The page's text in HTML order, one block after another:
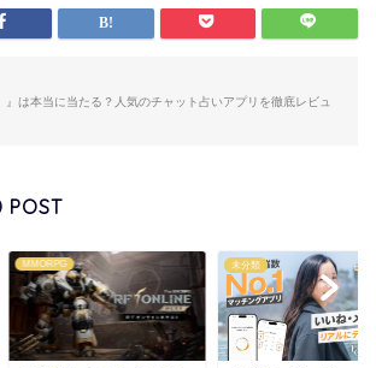
』は本当に当たる？人気のチャット占いアプリを徹底レビュ
POST
MMORPG 未分類